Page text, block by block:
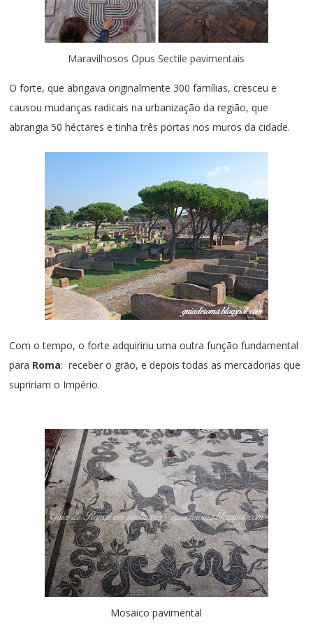
Maravilhosos Opus Sectile pavimentais
O forte, que abrigava originalmente 300 famílias, cresceu e
causou mudanças radicais na urbanização da região, que
abrangia 50 héctares e tinha três portas nos muros da cidade.
Com o tempo, o forte adquiririu uma outra função fundamental
para Roma: receber o grão, e depois todas as mercadorias que
supririam o Império.
Mosaico pavimental